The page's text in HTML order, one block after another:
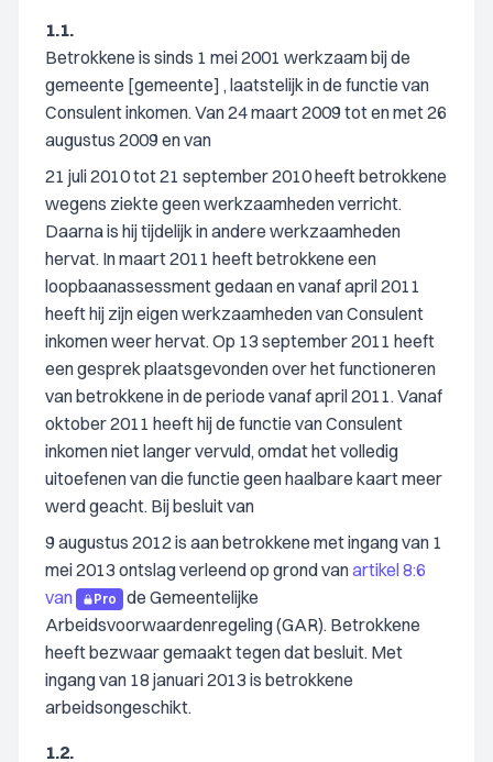
1.1.
Betrokkene is sinds 1 mei 2001 werkzaam bij de
gemeente [gemeente] , laatstelijk in de functie van
Consulent inkomen. Van 24 maart 2009 tot en met 26
augustus 2009 en van
21 juli 2010 tot 21 september 2010 heeft betrokkene
wegens ziekte geen werkzaamheden verricht.
Daarna is hij tijdelijk in andere werkzaamheden
hervat. In maart 2011 heeft betrokkene een
loopbaanassessment gedaan en vanaf april 2011
heeft hij zijn eigen werkzaamheden van Consulent
inkomen weer hervat. Op 13 september 2011 heeft
een gesprek plaatsgevonden over het functioneren
van betrokkene in de periode vanaf april 2011. Vanaf
oktober 2011 heeft hij de functie van Consulent
inkomen niet langer vervuld, omdat het volledig
uitoefenen van die functie geen haalbare kaart meer
werd geacht. Bij besluit van
9 augustus 2012 is aan betrokkene met ingang van 1
mei 2013 ontslag verleend op grond vanartikel 8:6
van
Pro
de Gemeentelijke
Arbeidsvoorwaardenregeling (GAR). Betrokkene
heeft bezwaar gemaakt tegen dat besluit. Met
ingang van 18 januari 2013 is betrokkene
arbeidsongeschikt.
1.2.